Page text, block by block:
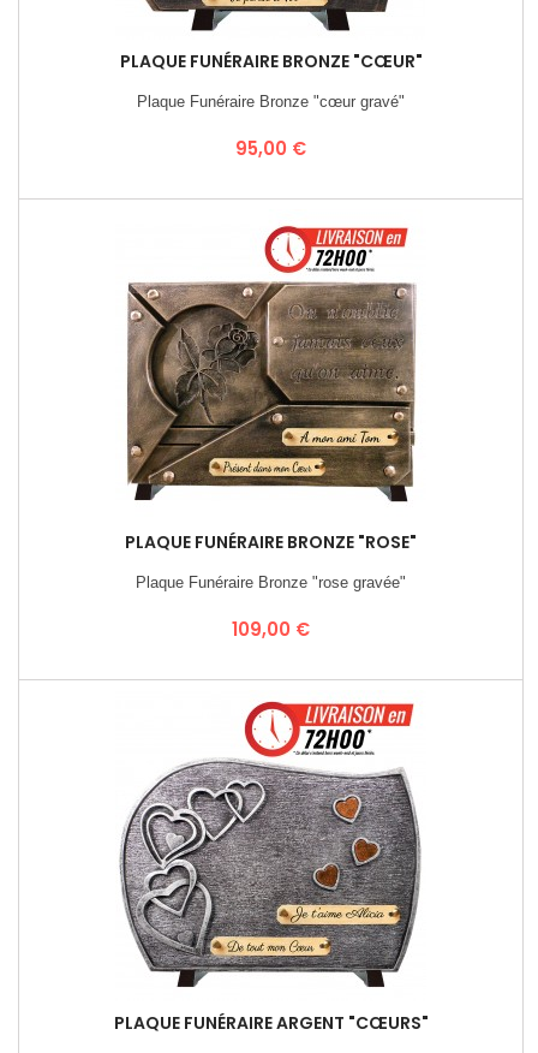
PLAQUE FUNÉRAIRE BRONZE "CŒUR"
Plaque Funéraire Bronze "cœur gravé"
Prix
95,00 €
PLAQUE FUNÉRAIRE BRONZE "ROSE"
Plaque Funéraire Bronze "rose gravée"
Prix
109,00 €
PLAQUE FUNÉRAIRE ARGENT "CŒURS"